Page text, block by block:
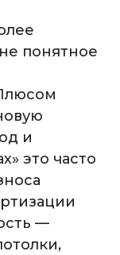
понятное
и
это часто
—